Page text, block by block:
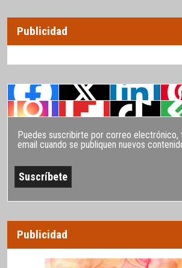
Publicidad
Puedes suscribirte por correo electrónico,
email cuando se publiquen nuevos
Publicidad